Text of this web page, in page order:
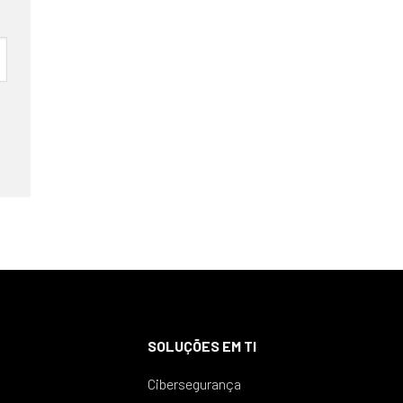
SOLUÇÕES EM TI
Cibersegurança